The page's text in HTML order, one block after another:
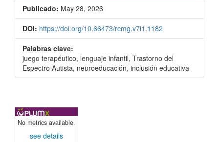
Publicado: May 28, 2026
DOI: https://doi.org/10.66473/rcmg.v7i1.1182
Palabras clave:
juego terapéutico, lenguaje infantil, Trastorno del
Espectro Autista, neuroeducación, inclusión educativa
No metrics available.
see details